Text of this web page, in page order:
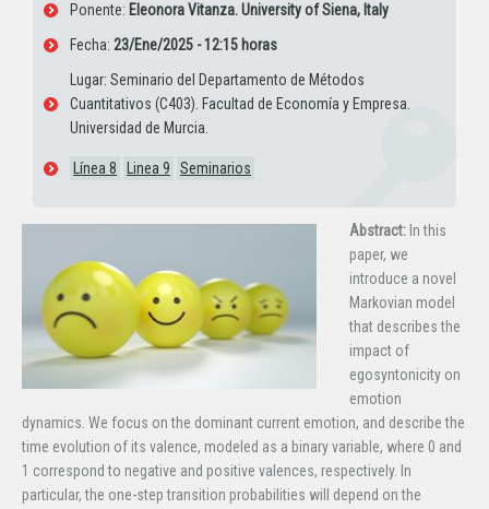
Ponente: Eleonora Vitanza. University of Siena, Italy
Fecha: 23/Ene/2025 - 12:15 horas
Lugar: Seminario del Departamento de Métodos
Cuantitativos (C403). Facultad de Economía y Empresa.
Universidad de Murcia.
Línea 8 Linea 9 Seminarios
Abstract: In this
paper, we
introduce a novel
Markovian model
that describes the
impact of
egosyntonicity on
emotion
dynamics. We focus on the dominant current emotion, and describe the
time evolution of its valence, modeled as a binary variable, where 0 and
1 correspond to negative and positive valences, respectively. In
particular, the one-step transition probabilities will depend on the